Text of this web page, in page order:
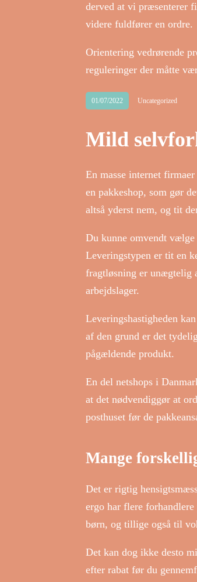
derved at vi præsenterer
videre fuldfører en ordre.
Orientering vedrørende
reguleringer der måtte
01/07/2022 Uncategorized
Mild
En masse internet
en pakkeshop, som gør
altså yderst nem, og tit
Du kunne omvendt
Leveringstypen er tit en
fragtløsning er unægtelig
arbejdslager.
Leveringshastigheden
af den grund er det
pågældende produkt.
En del netshops i
at det nødvendiggør at
posthuset før de
Mange
Det er rigtig
ergo har flere
børn, og tillige også til
Det kan dog ikke desto
efter rabat før du